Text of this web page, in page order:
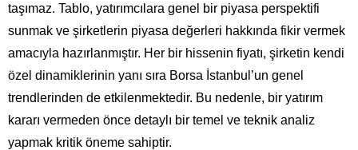
taşımaz. Tablo, yatırımcılara genel bir piyasa perspektifi
sunmak ve şirketlerin piyasa değerleri hakkında fikir vermek
amacıyla hazırlanmıştır. Her bir hissenin fiyatı, şirketin kendi
özel dinamiklerinin yanı sıra Borsa İstanbul’un genel
trendlerinden de etkilenmektedir. Bu nedenle, bir yatırım
kararı vermeden önce detaylı bir temel ve teknik analiz
yapmak kritik öneme sahiptir.